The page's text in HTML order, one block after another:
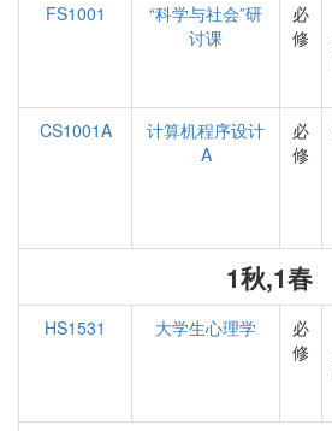
FS1001
“科学与社会”研
讨课
必
修
CS1001A
计算机程序设计
A
必
修
1秋,1春
HS1531 大学生心理学
必
修